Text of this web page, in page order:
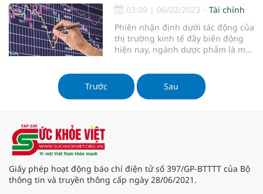
03:09 | 06/02/2023
Tài chính
Phiên nhận định dưới tác động của
thị trường kinh tế đầy biến động
hiện nay, ngành dược phẩm là một
là có tiềm năng và có tính ổn định
cao. Dự báo cho thấy nhóm cổ
phiếu ngành dược phẩm sẽ có cơ
quan tâm đến cổ phiếu ngành
dược phẩm có thêm những tham
Trước Sau
Giấy phép hoạt động báo chí điện tử số 397/GP-BTTTT của Bộ
thông tin và truyền thông cấp ngày 28/06/2021.